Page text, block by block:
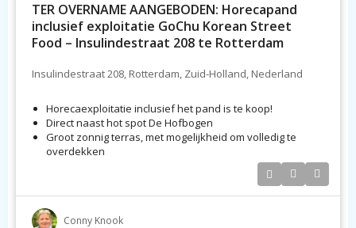
TER OVERNAME AANGEBODEN: Horecapand
inclusief exploitatie GoChu Korean Street
Food – Insulindestraat 208 te Rotterdam
Insulindestraat 208, Rotterdam, Zuid-Holland, Nederland
Horecaexploitatie inclusief het pand is te koop!
Direct naast hot spot De Hofbogen
Groot zonnig terras, met mogelijkheid om volledig te
overdekken
Conny Knook